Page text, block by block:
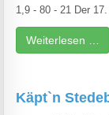
1,9 - 80 - 21 Der
Weiterlesen …
Käpt`n